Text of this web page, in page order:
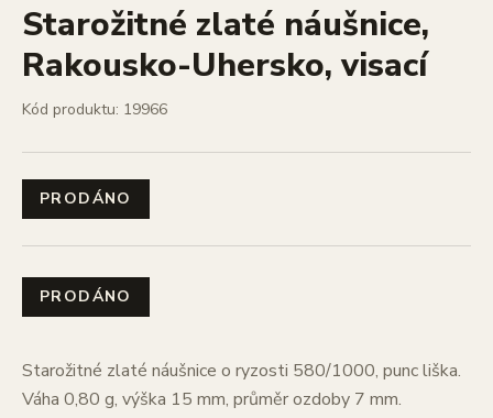
Starožitné zlaté náušnice,
Rakousko-Uhersko, visací
Kód produktu: 19966
PRODÁNO
PRODÁNO
Starožitné zlaté náušnice o ryzosti 580/1000, punc liška.
Váha 0,80 g, výška 15 mm, průměr ozdoby 7 mm.